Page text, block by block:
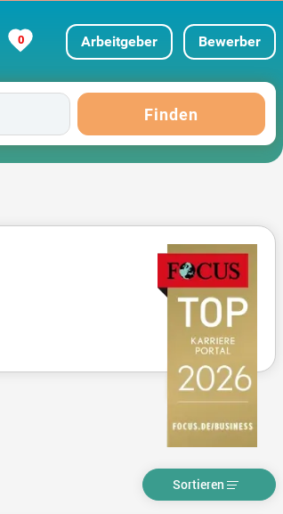
0 Arbeitgeber Bewerber
Finden
Sortieren